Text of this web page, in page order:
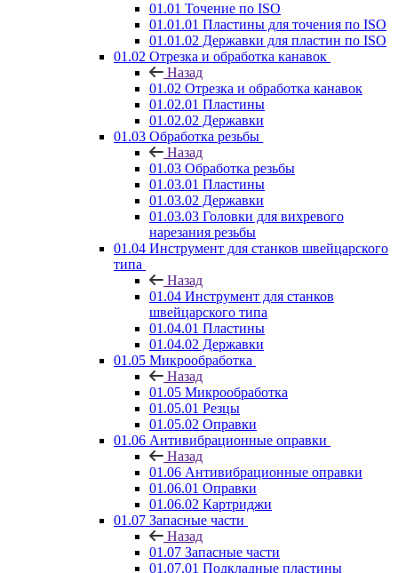
01.01 Точение по ISO
01.01.01 Пластины для точения по ISO
01.01.02 Державки для пластин по ISO
01.02 Отрезка и обработка канавок
Назад
01.02 Отрезка и обработка канавок
01.02.01 Пластины
01.02.02 Державки
01.03 Обработка резьбы
Назад
01.03 Обработка резьбы
01.03.01 Пластины
01.03.02 Державки
01.03.03 Головки для вихревого
нарезания резьбы
01.04 Инструмент для станков швейцарского
типа
Назад
01.04 Инструмент для станков
швейцарского типа
01.04.01 Пластины
01.04.02 Державки
01.05 Микрообработка
Назад
01.05 Микрообработка
01.05.01 Резцы
01.05.02 Оправки
01.06 Антивибрационные оправки
Назад
01.06 Антивибрационные оправки
01.06.01 Оправки
01.06.02 Картриджи
01.07 Запасные части
Назад
01.07 Запасные части
01.07.01 Подкладные пластины